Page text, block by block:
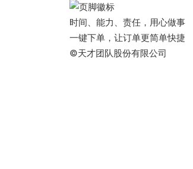
时间、能力、责任，用心做事
一键下单，让订单更简单快捷
©天才团队股份有限公司